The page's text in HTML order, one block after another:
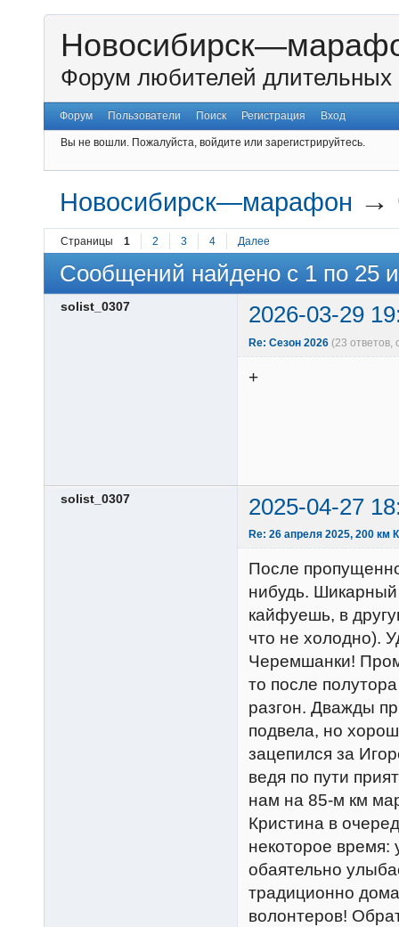
Форум любителей длительных
Форум Пользователи Поиск Регистрация Вход
Вы не вошли. Пожалуйста, войдите или зарегистрируйтесь.
Новосибирск—марафон →
Страницы 1 2 3 4 Далее
Сообщений найдено с 1 по 25
solist_0307 2026-03-29
Re: Сезон 2026 (23 ответов,
+
solist_0307 2025-04-27
Re: 26 апреля 2025, 200 км
После
нибудь. Шикарный
кайфуешь, в
что не холодно).
Черемшанки!
то после
разгон. Дважды
подвела, но
зацепился за
ведя по пути
нам на 85-м км
Кристина в
некоторое время:
обаятельно
традиционно
волонтеров!